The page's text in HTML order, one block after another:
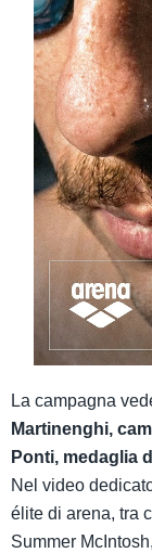
La campagna
Martinenghi,
Ponti, medaglia
Nel video
élite di arena, tra
Summer